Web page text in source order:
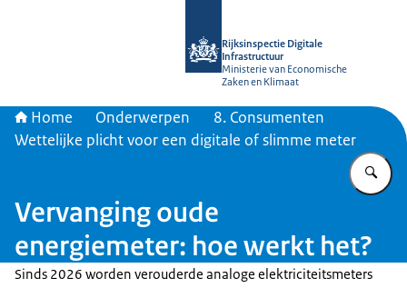
Rijksinspectie Digitale
Infrastructuur
Ministerie van Economische
Zaken en Klimaat
Home Onderwerpen
8. Consumenten
Wettelijke plicht voor een digitale of slimme meter
Vervanging oude
energiemeter: hoe werkt het?
Sinds 2026 worden verouderde analoge elektriciteitsmeters